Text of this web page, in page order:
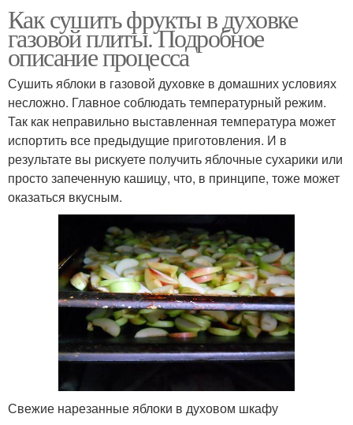
Как сушить фрукты в духовке
газовой плиты. Подробное
описание процесса
Сушить яблоки в газовой духовке в домашних условиях
несложно. Главное соблюдать температурный режим.
Так как неправильно выставленная температура может
испортить все предыдущие приготовления. И в
результате вы рискуете получить яблочные сухарики или
просто запеченную кашицу, что, в принципе, тоже может
оказаться вкусным.
Свежие нарезанные яблоки в духовом шкафу